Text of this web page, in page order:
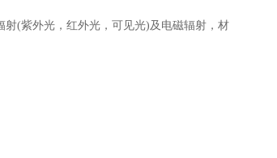
(紫外光，红外光，可见光)及电磁辐射，材